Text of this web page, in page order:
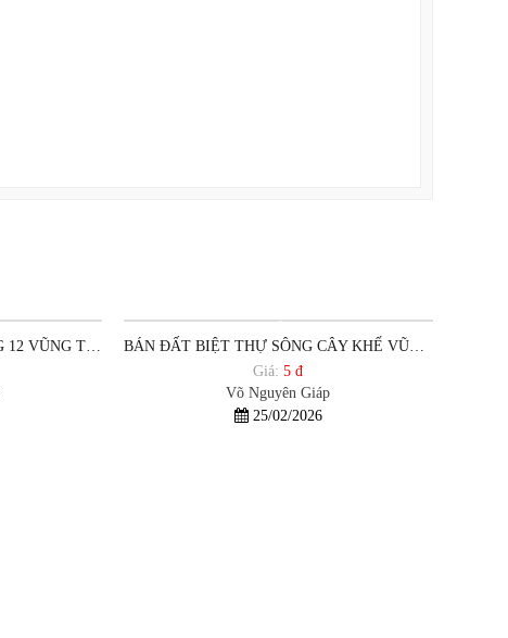
BÁN ĐẤT BIỆT THỰ PHƯỜNG 12 VŨNG TÀU VIEW SÔNG CÂY KHẾ
BÁN ĐẤT BIỆT THỰ SÔNG CÂY KHẾ VŨNG TÀU GIÁ RẺ ĐẦU TƯ
Giá: 5 đ
Võ Nguyên Giáp
25/02/2026